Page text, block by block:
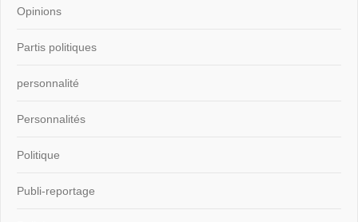
Opinions
Partis politiques
personnalité
Personnalités
Politique
Publi-reportage